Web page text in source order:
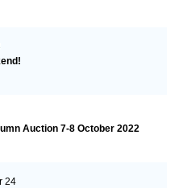
Auction 7-8 October 2022
24